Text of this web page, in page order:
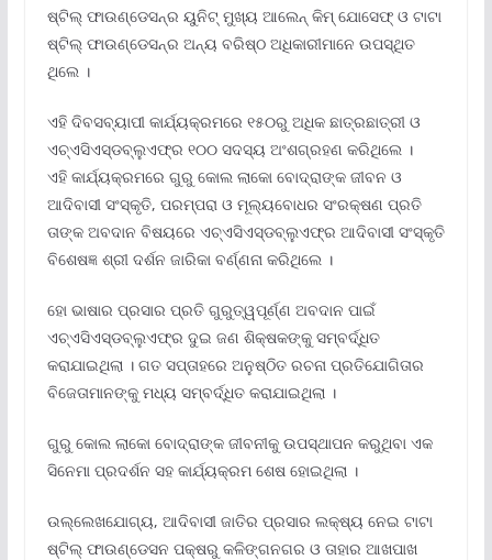
ଷ୍ଟିଲ୍ ଫାଉଣ୍ଡେସନ୍‌ର ୟୁନିଟ୍ ମୁଖ୍ୟ ଆଲେନ୍ କିମ୍ ଯୋସେଫ୍ ଓ ଟାଟା
ଷ୍ଟିଲ୍ ଫାଉଣ୍ଡେସନ୍‌ର ଅନ୍ୟ ବରିଷ୍ଠ ଅଧିକାରୀମାନେ ଉପସ୍ଥିତ
ଥିଲେ ।
ଏହି ଦିବସବ୍ୟାପୀ କାର୍ଯ୍ୟକ୍ରମରେ ୧୫୦ରୁ ଅଧିକ ଛାତ୍ରଛାତ୍ରୀ ଓ
ଏଚ୍‌ଏସିଏସ୍‌ଡବ୍ଲୁଏଫ୍‌ର ୧୦୦ ସଦସ୍ୟ ଅଂଶଗ୍ରହଣ କରିଥିଲେ ।
ଏହି କାର୍ଯ୍ୟକ୍ରମରେ ଗୁରୁ କୋଲ ଲାକୋ ବୋଦ୍ରାଙ୍କ ଜୀବନ ଓ
ଆଦିବାସୀ ସଂସ୍କୃତି, ପରମ୍ପରା ଓ ମୂଲ୍ୟବୋଧର ସଂରକ୍ଷଣ ପ୍ରତି
ତାଙ୍କ ଅବଦାନ ବିଷୟରେ ଏଚ୍‌ଏସିଏସ୍‌ଡବ୍ଲୁଏଫ୍‌ର ଆଦିବାସୀ ସଂସ୍କୃତି
ବିଶେଷଜ୍ଞ ଶ୍ରୀ ଦର୍ଶନ ଜାରିକା ବର୍ଣ୍ଣନା କରିଥିଲେ ।
ହୋ ଭାଷାର ପ୍ରସାର ପ୍ରତି ଗୁରୁତ୍ୱପୂର୍ଣ୍ଣ ଅବଦାନ ପାଇଁ
ଏଚ୍‌ଏସିଏସ୍‌ଡବ୍ଲୁଏଫ୍‌ର ଦୁଇ ଜଣ ଶିକ୍ଷକଙ୍କୁ ସମ୍ବର୍ଦ୍ଧିତ
କରାଯାଇଥିଲା । ଗତ ସପ୍ତାହରେ ଅନୁଷ୍ଠିତ ରଚନା ପ୍ରତିଯୋଗିତାର
ବିଜେତାମାନଙ୍କୁ ମଧ୍ୟ ସମ୍ବର୍ଦ୍ଧିତ କରାଯାଇଥିଲା ।
ଗୁରୁ କୋଲ ଲାକୋ ବୋଦ୍ରାଙ୍କ ଜୀବନୀକୁ ଉପସ୍ଥାପନ କରୁଥିବା ଏକ
ସିନେମା ପ୍ରଦର୍ଶନ ସହ କାର୍ଯ୍ୟକ୍ରମ ଶେଷ ହୋଇଥିଲା ।
ଉଲ୍ଲେଖଯୋଗ୍ୟ, ଆଦିବାସୀ ଜାତିର ପ୍ରସାର ଲକ୍ଷ୍ୟ ନେଇ ଟାଟା
ଷ୍ଟିଲ୍ ଫାଉଣ୍ଡେସନ ପକ୍ଷରୁ କଳିଙ୍ଗନଗର ଓ ତାହାର ଆଖପାଖ